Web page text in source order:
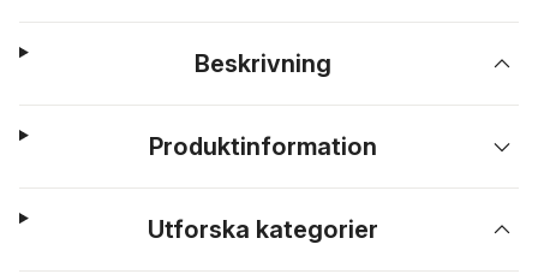
Beskrivning
Produktinformation
Utforska kategorier